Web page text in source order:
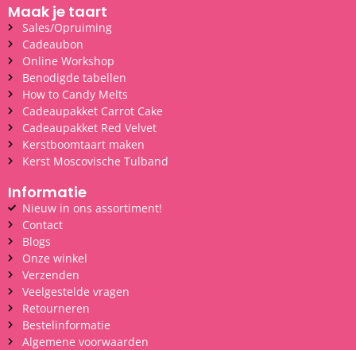
Maak je taart
Sales/Opruiming
Cadeaubon
Online Workshop
Benodigde tabellen
How to Candy Melts
Cadeaupakket Carrot Cake
Cadeaupakket Red Velvet
Kerstboomtaart maken
Kerst Moscovische Tulband
Informatie
Nieuw in ons assortiment!
Contact
Blogs
Onze winkel
Verzenden
Veelgestelde vragen
Retourneren
Bestelinformatie
Algemene voorwaarden